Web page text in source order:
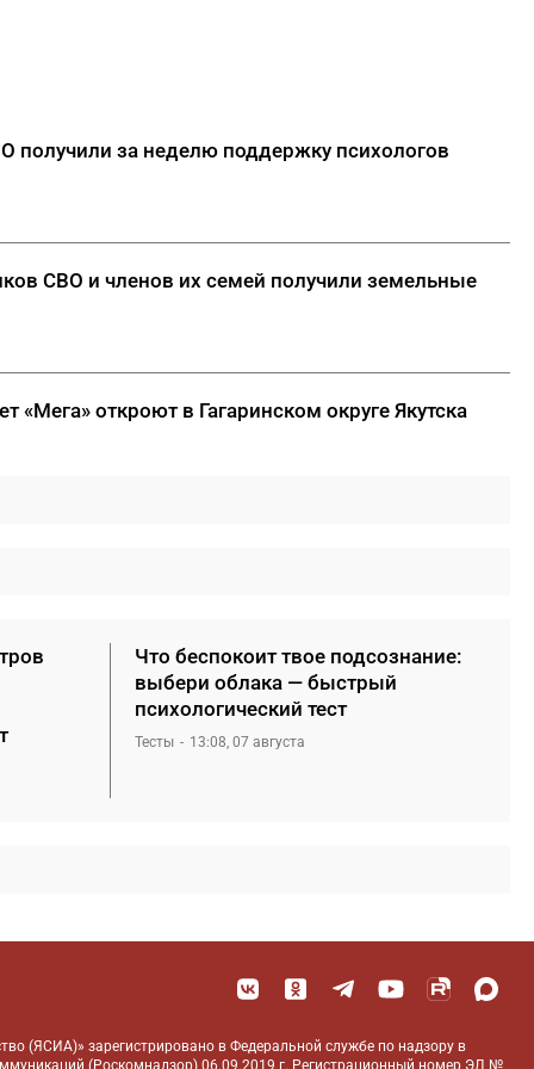
получили за неделю поддержку психологов
СВО и членов их семей получили земельные
«Мега» откроют в Гагаринском округе Якутска
Что беспокоит твое подсознание:
выбери облака — быстрый
психологический тест
Тесты 13:08, 07 августа
(ЯСИА)» зарегистрировано в Федеральной службе по надзору в